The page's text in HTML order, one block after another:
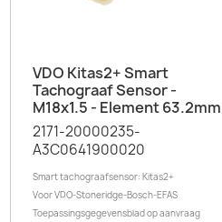
Snel bekijken
VDO Kitas2+ Smart
Tachograaf Sensor -
M18x1.5 - Element 63.2mm
2171-20000235-
A3C0641900020
Smart tachograafsensor: Kitas2+
Voor VDO-Stoneridge-Bosch-EFAS
Toepassingsgegevensblad op aanvraag